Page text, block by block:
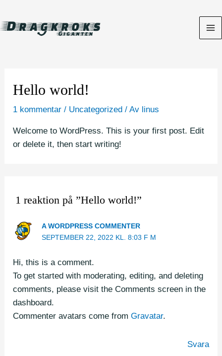
till
innehåll
Hello world!
1 kommentar / Uncategorized / Av linus
Welcome to WordPress. This is your first post. Edit
or delete it, then start writing!
1 reaktion på ”Hello world!”
A WORDPRESS COMMENTER
SEPTEMBER 22, 2022 KL. 8:03 F M
Hi, this is a comment.
To get started with moderating, editing, and deleting
comments, please visit the Comments screen in the
dashboard.
Commenter avatars come fromGravatar.
Svara